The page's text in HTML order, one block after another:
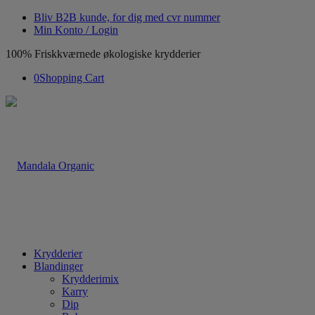
Bliv B2B kunde, for dig med cvr nummer
Min Konto / Login
100% Friskkværnede økologiske krydderier
0Shopping Cart
Krydderier
Blandinger
Krydderimix
Karry
Dip